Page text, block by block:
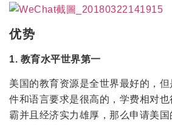
优势
1. 教育水平世界第一
美国的教育资源是全世界最好的，
件和语言要求是很高的，学费相对
霸并且经济实力雄厚，那么申请美